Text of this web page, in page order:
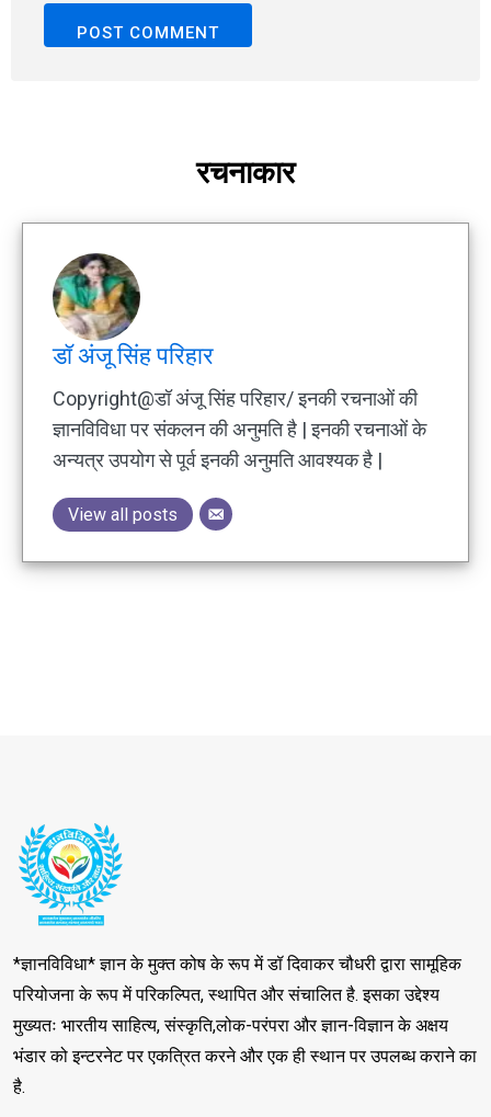
रचनाकार
डॉ अंजू सिंह परिहार
Copyright@डॉ अंजू सिंह परिहार/ इनकी रचनाओं की
ज्ञानविविधा पर संकलन की अनुमति है | इनकी रचनाओं के
अन्यत्र उपयोग से पूर्व इनकी अनुमति आवश्यक है |
View all posts
*ज्ञानविविधा* ज्ञान के मुक्त कोष के रूप में डॉ दिवाकर चौधरी द्वारा सामूहिक
परियोजना के रूप में परिकल्पित, स्थापित और संचालित है. इसका उद्देश्य
मुख्यतः भारतीय साहित्य, संस्कृति,लोक-परंपरा और ज्ञान-विज्ञान के अक्षय
भंडार को इन्टरनेट पर एकत्रित करने और एक ही स्थान पर उपलब्ध कराने का
है.